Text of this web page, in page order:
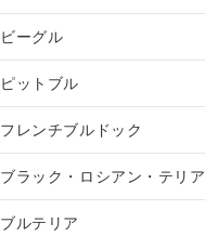
ビーグル
ピットブル
フレンチブルドック
ブラック・ロシアン・テリア
ブルテリア